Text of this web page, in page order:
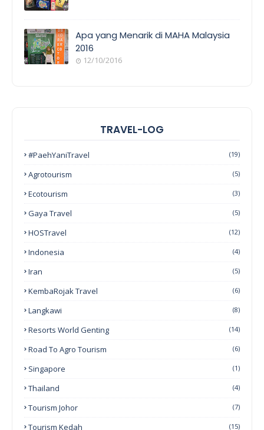
Apa yang Menarik di MAHA Malaysia
2016
12/10/2016
TRAVEL-LOG
#PaehYaniTravel (19)
Agrotourism (5)
Ecotourism (3)
Gaya Travel (5)
HOSTravel (12)
Indonesia (4)
Iran (5)
KembaRojak Travel (6)
Langkawi (8)
Resorts World Genting (14)
Road To Agro Tourism (6)
Singapore (1)
Thailand (4)
Tourism Johor (7)
Tourism Kedah (15)